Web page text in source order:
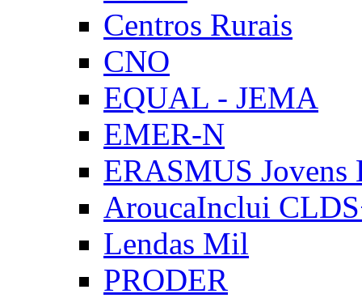
Centros Rurais
CNO
EQUAL - JEMA
EMER-N
ERASMUS Jovens
AroucaInclui
Lendas Mil
PRODER